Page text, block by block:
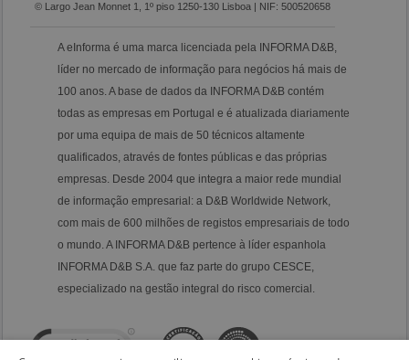
© Largo Jean Monnet 1, 1º piso 1250-130 Lisboa | NIF: 500520658
A eInforma é uma marca licenciada pela INFORMA D&B,
líder no mercado de informação para negócios há mais de
100 anos. A base de dados da INFORMA D&B contém
todas as empresas em Portugal e é atualizada diariamente
por uma equipa de mais de 50 técnicos altamente
qualificados, através de fontes públicas e das próprias
empresas. Desde 2004 que integra a maior rede mundial
de informação empresarial: a D&B Worldwide Network,
com mais de 600 milhões de registos empresariais de todo
o mundo. A INFORMA D&B pertence à líder espanhola
INFORMA D&B S.A. que faz parte do grupo CESCE,
especializado na gestão integral do risco comercial.